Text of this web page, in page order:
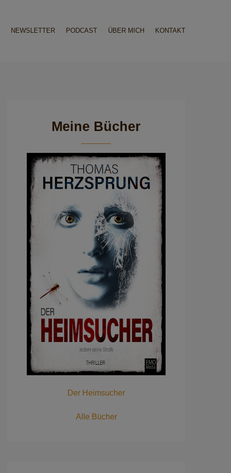
NEWSLETTER PODCAST ÜBER MICH KONTAKT
Meine Bücher
Der Heimsucher
Alle Bücher